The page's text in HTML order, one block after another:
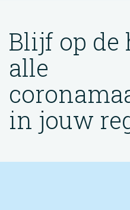
Blijf op de
alle
in jouw